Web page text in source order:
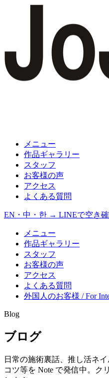
メニュー
作品ギャラリー
スタッフ
お客様の声
アクセス
よくある質問
EN・中・한 → LINEで空き
メニュー
作品ギャラリー
スタッフ
お客様の声
アクセス
よくある質問
外国人のお客様 / For
Blog
ブログ
日常の施術裏話、推し活ネ
コツ等を Note で発信中。ク